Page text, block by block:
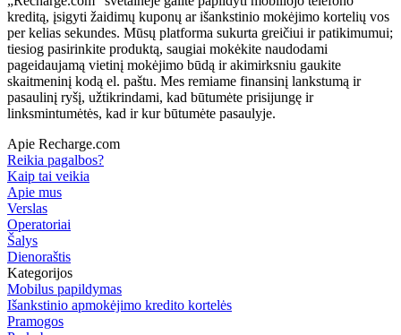
kreditą, įsigyti žaidimų kuponų ar išankstinio mokėjimo kortelių vos
per kelias sekundes. Mūsų platforma sukurta greičiui ir patikimumui;
tiesiog pasirinkite produktą, saugiai mokėkite naudodami
pageidaujamą vietinį mokėjimo būdą ir akimirksniu gaukite
skaitmeninį kodą el. paštu. Mes remiame finansinį lankstumą ir
pasaulinį ryšį, užtikrindami, kad būtumėte prisijungę ir
linksmintumėtės, kad ir kur būtumėte pasaulyje.
Apie Recharge.com
Reikia pagalbos?
Kaip tai veikia
Apie mus
Verslas
Operatoriai
Šalys
Dienoraštis
Kategorijos
Mobilus papildymas
Išankstinio apmokėjimo kredito kortelės
Pramogos